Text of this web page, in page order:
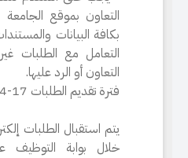
التعاون بموقع الجامعة
بكافة البيانات
التعامل مع الطلبات
التعاون أو الرد عليها.
فترة تقديم الطلبات 17-24 /6/ 2024
يتم استقبال الطلبات
خلال بوابة التوظيف